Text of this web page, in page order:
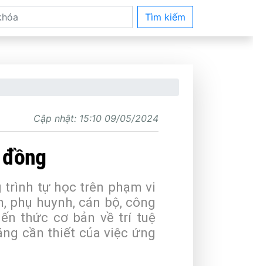
Tìm kiếm
Cập nhật: 15:10 09/05/2024
trình tự học trên phạm vi
phụ huynh, cán bộ, công
thức cơ bản về trí tuệ
cần thiết của việc ứng